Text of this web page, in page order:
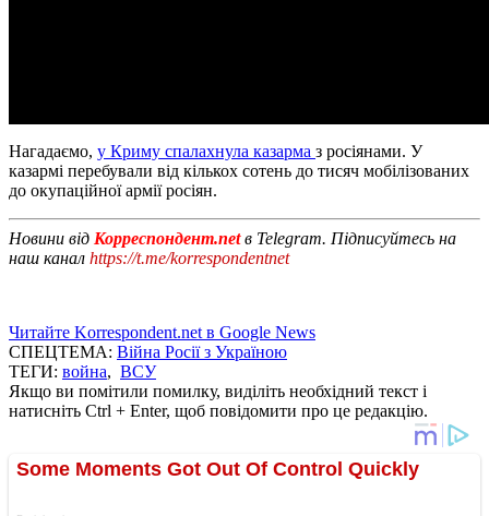
Нагадаємо, у Криму спалахнула казарма з росіянами. У
казармі перебували від кількох сотень до тисяч мобілізованих
до окупаційної армії росіян.
Новини від Корреспондент.netв Telegram. Підписуйтесь на
наш канал https://t.me/korrespondentnet
Читайте Korrespondent.net в Google News
СПЕЦТЕМА: Війна Росії з Україною
ТЕГИ: война, ВСУ
Якщо ви помітили помилку, виділіть необхідний текст і
натисніть Ctrl + Enter, щоб повідомити про це редакцію.